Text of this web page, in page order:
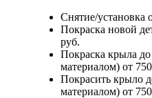
Снятие/установка
Покраска новой
руб.
Покраска крыла
материалом) от
Покрасить крыло
материалом) от